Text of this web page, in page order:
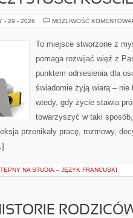
- 29 - 2026 MOŻLIWOŚĆ
To miejsce stworzone z
pomaga rozwijać więź z
punktem odniesienia dla
świadomie żyją wiarą –
wtedy, gdy życie stawia
towarzyszyć w taki
przenikały pracę, rozmowy,
NA STUDIA – JĘZYK FRANCUSKI